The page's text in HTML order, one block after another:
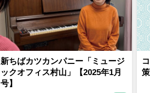
新ちばカツカンパニー「ミュージ
ックオフィス村山」【2025年1月
号】